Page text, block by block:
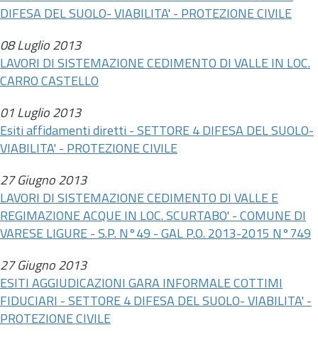
DIFESA DEL SUOLO- VIABILITA' - PROTEZIONE CIVILE
08 Luglio 2013
LAVORI DI SISTEMAZIONE CEDIMENTO DI VALLE IN LOC.
CARRO CASTELLO
01 Luglio 2013
Esiti affidamenti diretti - SETTORE 4 DIFESA DEL SUOLO-
VIABILITA' - PROTEZIONE CIVILE
27 Giugno 2013
LAVORI DI SISTEMAZIONE CEDIMENTO DI VALLE E
REGIMAZIONE ACQUE IN LOC. SCURTABO' - COMUNE DI
VARESE LIGURE - S.P. N°49 - GAL P.O. 2013-2015 N°749
27 Giugno 2013
ESITI AGGIUDICAZIONI GARA INFORMALE COTTIMI
FIDUCIARI - SETTORE 4 DIFESA DEL SUOLO- VIABILITA' -
PROTEZIONE CIVILE